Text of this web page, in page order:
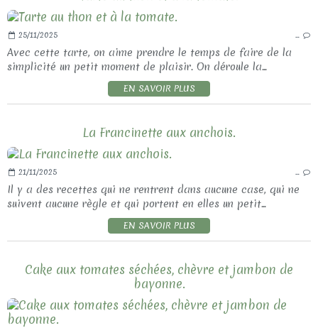
25/11/2025 …
Avec cette tarte, on aime prendre le temps de faire de la
simplicité un petit moment de plaisir. On déroule la...
EN SAVOIR PLUS
La Francinette aux anchois.
21/11/2025 …
Il y a des recettes qui ne rentrent dans aucune case, qui ne
suivent aucune règle et qui portent en elles un petit...
EN SAVOIR PLUS
Cake aux tomates séchées, chèvre et jambon de
bayonne.